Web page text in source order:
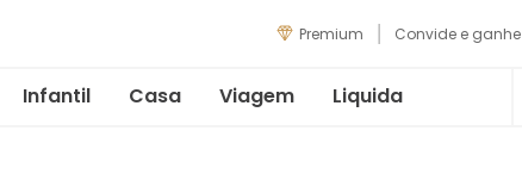
Premium Convide e ganhe
Infantil Casa Viagem Liquida